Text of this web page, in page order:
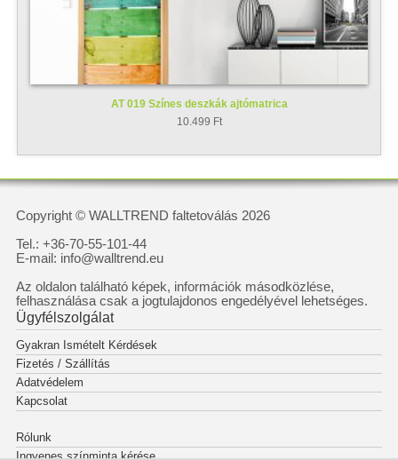
AT 019 Színes deszkák ajtómatrica
10.499 Ft
Copyright © WALLTREND faltetoválás 2026
Tel.: +36-70-55-101-44
E-mail: info@walltrend.eu
Az oldalon található képek, információk másodközlése,
felhasználása csak a jogtulajdonos engedélyével lehetséges.
Ügyfélszolgálat
Gyakran Ismételt Kérdések
Fizetés / Szállítás
Adatvédelem
Kapcsolat
Rólunk
Ingyenes színminta kérése